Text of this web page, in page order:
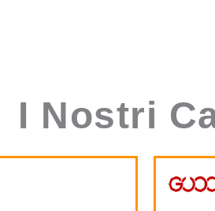
I Nostri